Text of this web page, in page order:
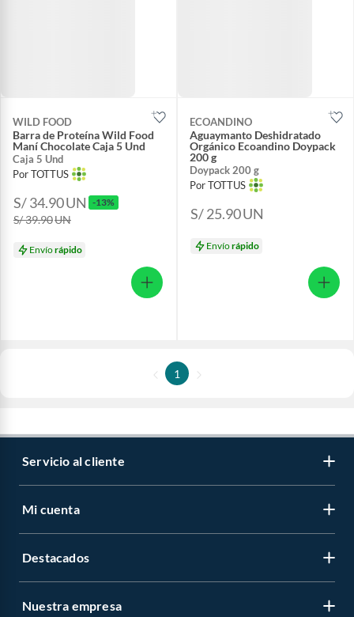
WILD FOOD
Barra de Proteína Wild Food
Maní Chocolate Caja 5 Und
Caja 5 Und
Por TOTTUS
S/ 34.90UN -13%
S/ 39.90UN
Envíorápido
ECOANDINO
Aguaymanto Deshidratado
Orgánico Ecoandino Doypack
200 g
Doypack 200 g
Por TOTTUS
S/ 25.90UN
Envíorápido
1
Servicio al cliente
Mi cuenta
Destacados
Nuestra empresa